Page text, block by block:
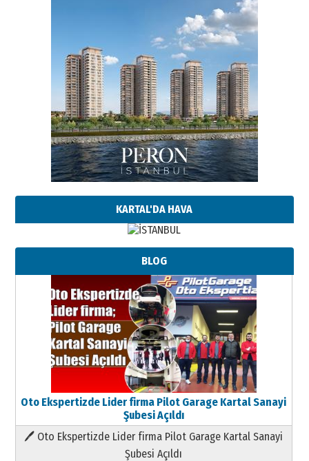
KARTAL'DA HAVA
BLOG
Oto Ekspertizde Lider firma Pilot Garage Kartal Sanayi
Şubesi Açıldı
🖊 Oto Ekspertizde Lider firma Pilot Garage Kartal Sanayi
Şubesi Açıldı